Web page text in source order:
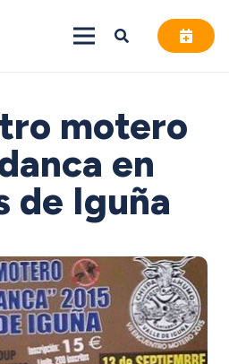
motero
en
de Iguña